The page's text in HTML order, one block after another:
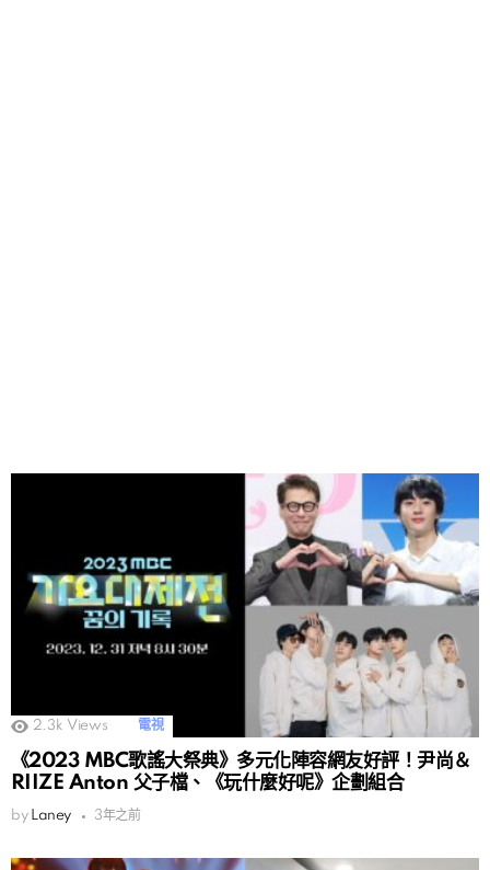
2.3k Views 電視
《2023 MBC歌謠大祭典》多元化陣容網友好評！尹尚＆
RIIZE Anton 父子檔、《玩什麼好呢》企劃組合
by Laney 3年之前